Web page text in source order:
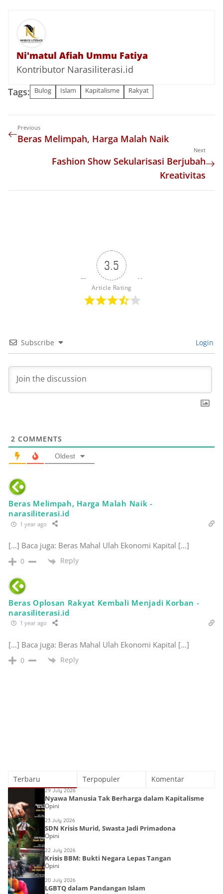
Ni'matul Afiah Ummu Fatiya
Kontributor Narasiliterasi.id
Tags:
Bulog Islam Kapitalisme Rakyat
Previous
Beras Melimpah, Harga Malah Naik
Next
Fashion Show Sekularisasi Berjubah
Kreativitas
3.5
Article Rating
Subscribe Login
2 COMMENTS
Oldest
Beras Melimpah, Harga Malah Naik -
narasiliterasi.id
1 year ago
[…] Baca juga: Beras Mahal Ulah Ekonomi Kapital […]
0 Reply
Beras Oplosan Rakyat Kembali Menjadi Korban -
narasiliterasi.id
1 year ago
[…] Baca juga: Beras Mahal Ulah Ekonomi Kapital […]
0 Reply
Terbaru Terpopuler Komentar
29 July 2026
Nyawa Manusia Tak Berharga dalam Kapitalisme
Opini
23 July 2026
SDN Krisis Murid, Swasta Jadi Primadona
Opini
22 July 2026
Krisis BBM: Bukti Negara Lepas Tangan
Opini
20 July 2026
LGBTQ dalam Pandangan Islam